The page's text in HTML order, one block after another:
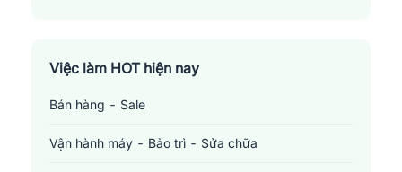
Việc làm TP. Hồ Chí Minh
Việc làm Cần Thơ
Việc làm HOT hiện nay
Bán hàng - Sale
Vận hành máy - Bảo trì - Sửa chữa